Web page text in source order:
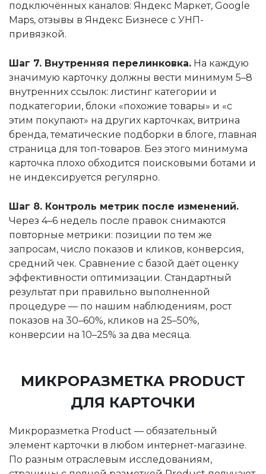
подключённых каналов: Яндекс Маркет, Google
Maps, отзывы в Яндекс Бизнесе с УНП-
привязкой.
Шаг 7. Внутренняя перелинковка. На каждую
значимую карточку должны вести минимум 5–8
внутренних ссылок: листинг категории и
подкатегории, блоки «похожие товары» и «с
этим покупают» на других карточках, витрина
бренда, тематические подборки в блоге, главная
страница для топ-товаров. Без этого минимума
карточка плохо обходится поисковыми ботами и
не индексируется регулярно.
Шаг 8. Контроль метрик после изменений.
Через 4–6 недель после правок снимаются
повторные метрики: позиции по тем же
запросам, число показов и кликов, конверсия,
средний чек. Сравнение с базой даёт оценку
эффективности оптимизации. Стандартный
результат при правильно выполненной
процедуре — по нашим наблюдениям, рост
показов на 30–60%, кликов на 25–50%,
конверсии на 10–25% за два месяца.
МИКРОРАЗМЕТКА PRODUCT
ДЛЯ КАРТОЧКИ
Микроразметка Product — обязательный
элемент карточки в любом интернет-магазине.
По разным отраслевым исследованиям,